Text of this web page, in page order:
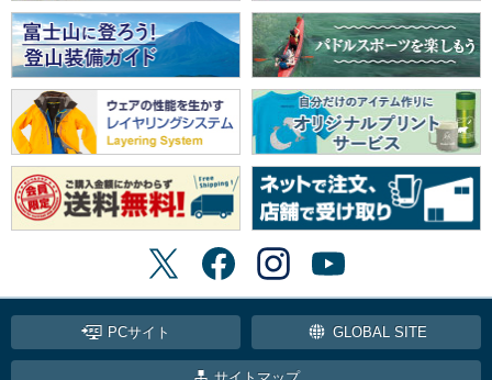
PCサイト GLOBAL SITE